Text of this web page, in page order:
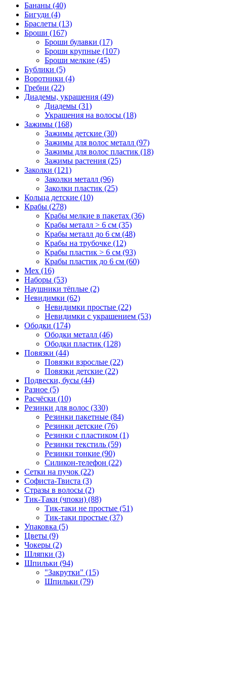
Бананы (40)
Бигуди (4)
Браслеты (13)
Броши (167)
Броши булавки (17)
Броши крупные (107)
Броши мелкие (45)
Бублики (5)
Воротники (4)
Гребни (22)
Диадемы, украшения (49)
Диадемы (31)
Украшения на волосы (18)
Зажимы (168)
Зажимы детские (30)
Зажимы для волос металл (97)
Зажимы для волос пластик (18)
Зажимы растения (25)
Заколки (121)
Заколки металл (96)
Заколки пластик (25)
Кольца детские (10)
Крабы (278)
Крабы мелкие в пакетах (36)
Крабы металл > 6 см (35)
Крабы металл до 6 см (48)
Крабы на трубочке (12)
Крабы пластик > 6 см (93)
Крабы пластик до 6 см (60)
Мех (16)
Наборы (53)
Наушники тёплые (2)
Невидимки (62)
Невидимки простые (22)
Невидимки с украшением (53)
Ободки (174)
Ободки металл (46)
Ободки пластик (128)
Повязки (44)
Повязки взрослые (22)
Повязки детские (22)
Подвески, бусы (44)
Разное (5)
Расчёски (10)
Резинки для волос (330)
Резинки пакетные (84)
Резинки детские (76)
Резинки с пластиком (1)
Резинки текстиль (59)
Резинки тонкие (90)
Силикон-телефон (22)
Сетки на пучок (22)
Софиста-Твиста (3)
Стразы в волосы (2)
Тик-Таки (чпоки) (88)
Тик-таки не простые (51)
Тик-таки простые (37)
Упаковка (5)
Цветы (9)
Чокеры (2)
Шляпки (3)
Шпильки (94)
"Закрутки" (15)
Шпильки (79)